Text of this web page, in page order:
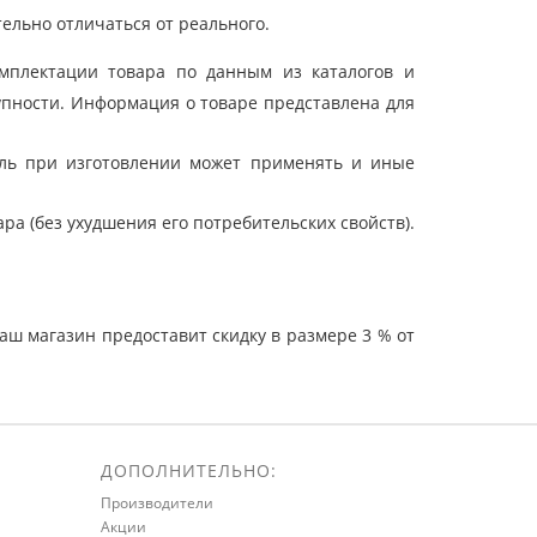
отличаться от реального.
товара по данным из каталогов и
Информация о товаре представлена для
при изготовлении может применять и иные
(без ухудшения его потребительских свойств).
предоставит скидку в размере 3 % от
ДОПОЛНИТЕЛЬНО:
Производители
Акции